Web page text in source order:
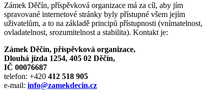
Zámek Děčín, příspěvková organizace má za cíl, aby jím
spravované internetové stránky byly přístupné všem jejím
uživatelům, a to na základě principů přístupnosti (vnímatelnost,
ovladatelnost, srozumitelnost a stabilita). Kontakt je:
Zámek Děčín, příspěvková organizace,
Dlouhá jízda 1254, 405 02 Děčín,
IČ 00076687
telefon: +420 412 518 905
e-mail: info@zamekdecin.cz